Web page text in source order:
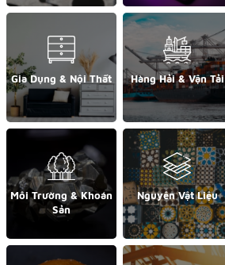
Gia Dụng & Nội Thất Hàng Hải & Vận Tải
Môi Trường & Khoán
Sản
Nguyên Vật Liệu